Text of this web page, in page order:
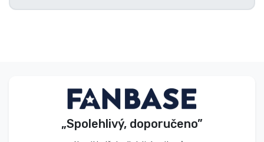
„Spolehlivý, doporučeno”